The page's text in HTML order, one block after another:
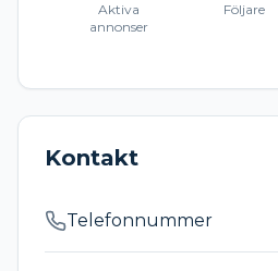
Aktiva
annonser
Följare
Kontakt
Telefonnummer